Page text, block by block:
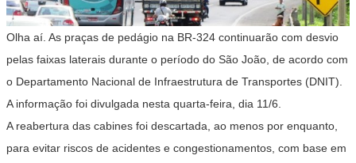
Olha aí. As praças de pedágio na BR-324 continuarão com desvio
pelas faixas laterais durante o período do São João, de acordo com
o Departamento Nacional de Infraestrutura de Transportes (DNIT).
A informação foi divulgada nesta quarta-feira, dia 11/6.
A reabertura das cabines foi descartada, ao menos por enquanto,
para evitar riscos de acidentes e congestionamentos, com base em